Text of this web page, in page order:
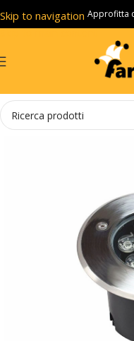
Skip to navigation
Skip to main content
Approfitta